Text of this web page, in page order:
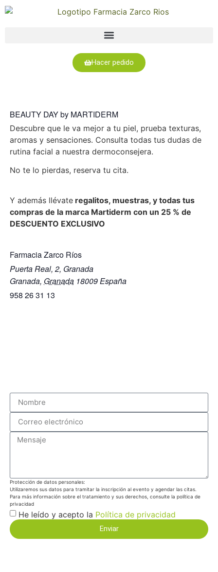
Hacer pedido
BEAUTY DAY by MARTIDERM
Descubre que le va mejor a tu piel, prueba texturas,
aromas y sensaciones. Consulta todas tus dudas de
rutina facial a nuestra dermoconsejera.
No te lo pierdas, reserva tu cita.
Y además llévate regalitos, muestras, y todas tus
compras de la marca Martiderm con un 25 % de
DESCUENTO EXCLUSIVO
Farmacia Zarco Ríos
Puerta Real, 2, Granada​
Granada, Granada 18009España
958 26 31 13
Protección de datos personales:
Utilizaremos sus datos para tramitar la inscripción al evento y agendar las citas.
Para más información sobre el tratamiento y sus derechos, consulte la política de
privacidad
He leído y acepto la Política de privacidad
Enviar